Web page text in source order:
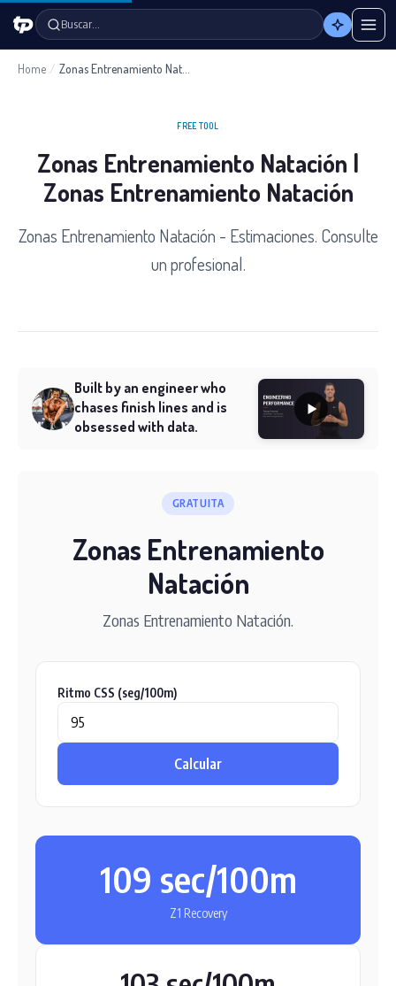
Buscar…
Home /
FREE TOOL
Zonas Entrenamiento Natación |
Zonas Entrenamiento Natación
Zonas Entrenamiento Natación - Estimaciones. Consulte
un profesional.
Built by an engineer who
chases finish lines and is
obsessed with data.
GRATUITA
Zonas Entrenamiento
Natación
Zonas Entrenamiento Natación.
Ritmo CSS (seg/100m)
Calcular
109 sec/100m
Z1 Recovery